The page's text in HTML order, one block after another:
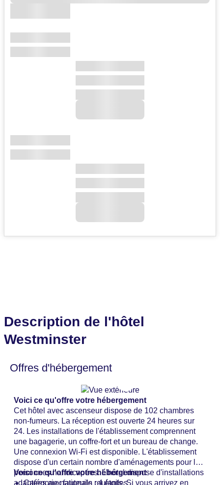
Description de l'hôtel
Westminster
Offres d'hébergement
Voici ce qu'offre votre hébergement
Cet hôtel avec ascenseur dispose de 102 chambres
non-fumeurs. La réception est ouverte 24 heures sur
24. Les installations de l'établissement comprennent
une bagagerie, un coffre-fort et un bureau de change.
Une connexion Wi-Fi est disponible. L'établissement
dispose d'un certain nombre d'aménagements pour les
personnes handicapées. L'hôtel dispose d'installations
adaptées aux fauteuils roulants. Si vous arrivez en
Voici ce qu'offre votre hébergement
Catégorie nationale : 4 étoiles